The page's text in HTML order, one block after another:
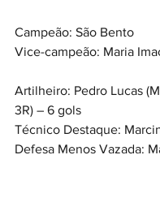
Campeão: São Bento
Vice-campeão: Maria
Artilheiro: Pedro Lucas
3R) – 6 gols
Técnico Destaque:
Defesa Menos Vazada: